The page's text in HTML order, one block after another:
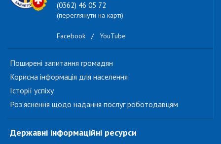
(0362) 46 05 72
(переглянути на карті)
Facebook / YouTube
Поширені запитання громадян
Корисна інформація для населення
Історії успіху
Роз'яснення щодо надання послуг роботодавцям
Державні інформаційні ресурси